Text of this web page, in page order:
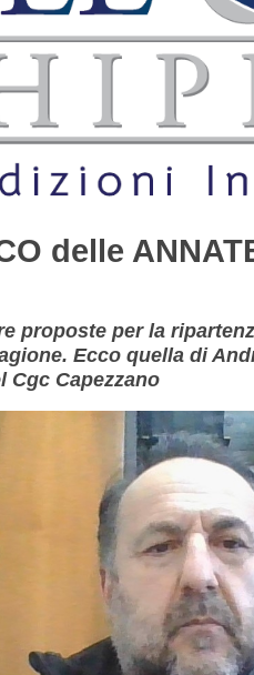
delle
proposte per la
Ecco quella di
Cgc Capezzano